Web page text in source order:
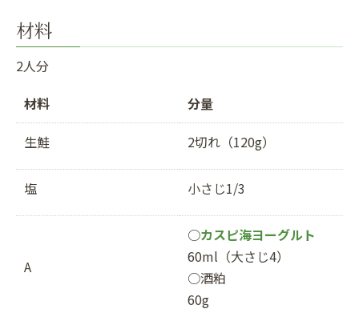
材料
2人分
材料
分量
生鮭
2切れ（120g）
塩 小さじ1/3
A
○カスピ海ヨーグルト
60ml（大さじ4）
○酒粕
60g